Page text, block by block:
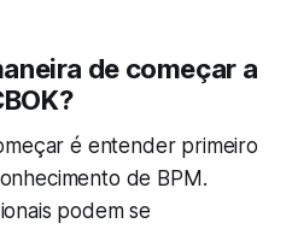
de começar a
é entender primeiro
de BPM.
podem se